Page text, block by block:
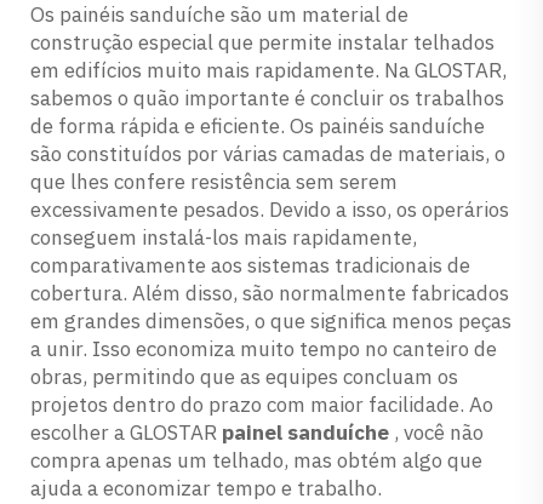
Os painéis sanduíche são um material de
construção especial que permite instalar telhados
em edifícios muito mais rapidamente. Na GLOSTAR,
sabemos o quão importante é concluir os trabalhos
de forma rápida e eficiente. Os painéis sanduíche
são constituídos por várias camadas de materiais, o
que lhes confere resistência sem serem
excessivamente pesados. Devido a isso, os operários
conseguem instalá-los mais rapidamente,
comparativamente aos sistemas tradicionais de
cobertura. Além disso, são normalmente fabricados
em grandes dimensões, o que significa menos peças
a unir. Isso economiza muito tempo no canteiro de
obras, permitindo que as equipes concluam os
projetos dentro do prazo com maior facilidade. Ao
escolher a GLOSTAR painel sanduíche , você não
compra apenas um telhado, mas obtém algo que
ajuda a economizar tempo e trabalho.